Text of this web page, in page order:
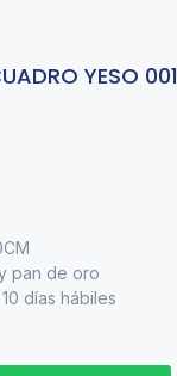
YESO 001
pan de oro
días hábiles